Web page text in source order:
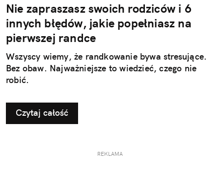
Nie zapraszasz swoich rodziców i 6
innych błędów, jakie popełniasz na
pierwszej randce
Wszyscy wiemy, że randkowanie bywa stresujące.
Bez obaw. Najważniejsze to wiedzieć, czego nie
robić.
Czytaj całość
REKLAMA